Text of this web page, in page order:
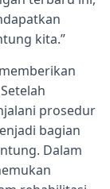
kita.”
prosedur
bagian
Dalam